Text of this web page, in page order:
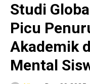
Studi
Picu
Akademik
Mental